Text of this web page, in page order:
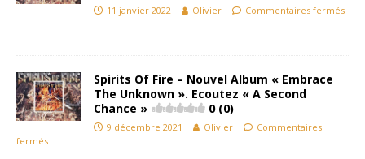
11 janvier 2022 Olivier Commentaires fermés
Spirits Of Fire – Nouvel Album « Embrace
The Unknown ». Ecoutez « A Second
Chance »
0 (0)
9 décembre 2021 Olivier
Commentaires
fermés